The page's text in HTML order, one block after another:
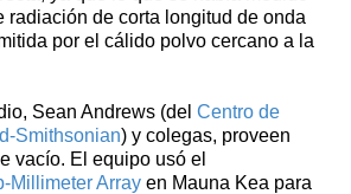
radiación de corta longitud de onda
por el cálido polvo cercano a la
Sean Andrews (del Centro de
Smithsonian) y colegas, proveen
vacío. El equipo usó el
Millimeter Array en Mauna Kea para